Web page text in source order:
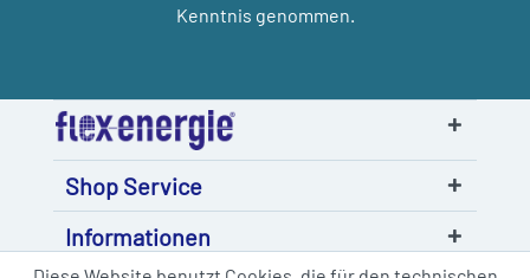
Kenntnis genommen.
Shop Service
Informationen